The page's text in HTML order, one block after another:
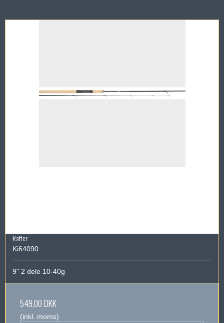
Rafter
Ki64090
9" 2 dele 10-40g
549,00 DKK
(inkl. moms)